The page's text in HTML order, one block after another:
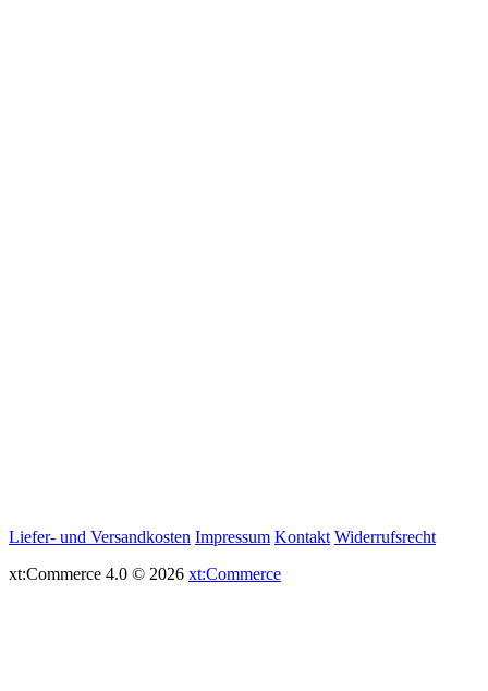
Liefer- und Versandkosten Impressum Kontakt Widerrufsrecht
xt:Commerce 4.0 © 2026 xt:Commerce